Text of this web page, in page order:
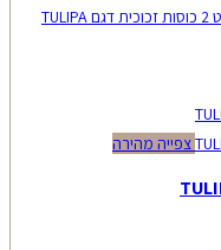
צפייה מהירה